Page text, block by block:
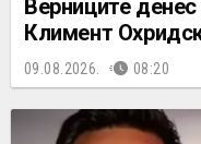
Верниците
Климент
09.08.2026. 08:20